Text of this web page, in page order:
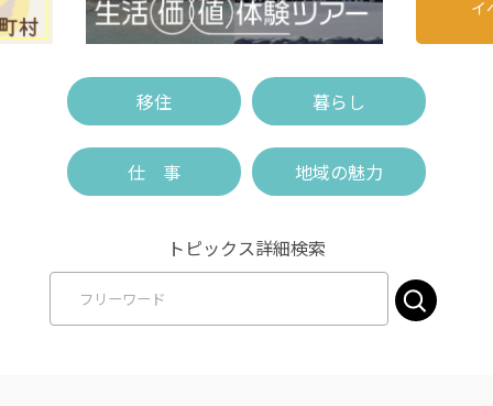
イ
移住 暮らし
仕 事 地域の魅力
トピックス詳細検索